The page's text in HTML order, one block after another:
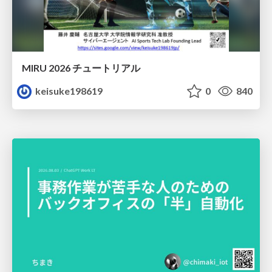
MIRU 2026 チュートリアル
keisuke198619
0 840